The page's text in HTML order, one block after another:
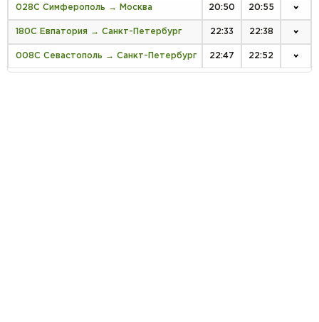
028С Симферополь → Москва 20:50 20:55
180С Евпатория → Санкт-Петербург 22:33 22:38
008С Севастополь → Санкт-Петербург 22:47 22:52